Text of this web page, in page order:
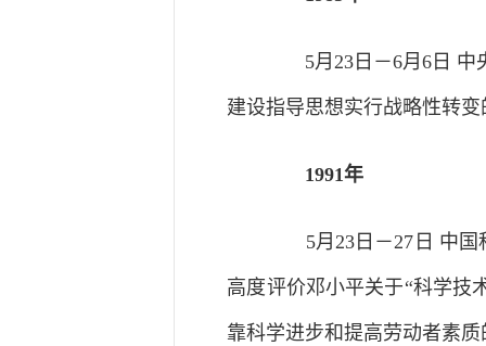
5月23日－6月6日 中央
建设指导思想实行战略性转
1991年
5月23日－27日 中国
高度评价邓小平关于“科学技
靠科学进步和提高劳动者素